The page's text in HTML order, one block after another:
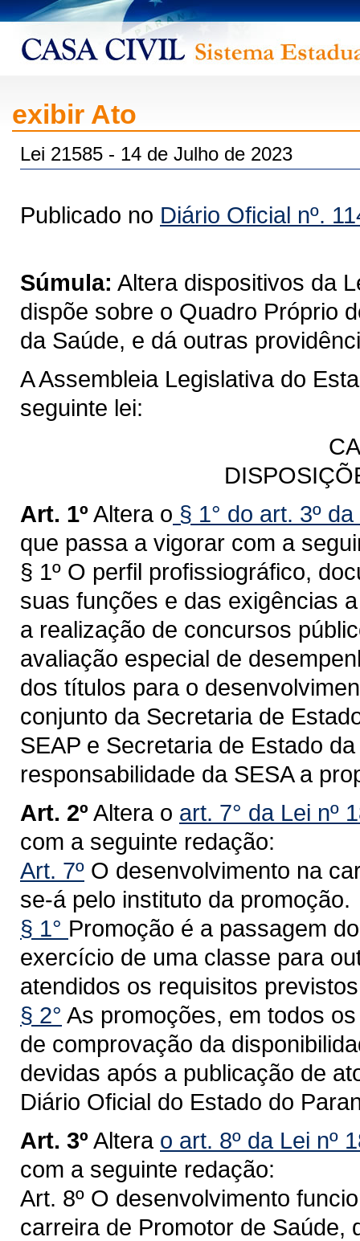
exibir Ato
Lei 21585 - 14 de Julho de 2023
Publicado no Diário Oficial nº.
Súmula: Altera dispositivos da
dispõe sobre o Quadro Próprio
da Saúde, e dá outras
A Assembleia Legislativa do
seguinte lei:
Art. 1º Altera o § 1° do art. 3º
que passa a vigorar com a
§ 1º O perfil profissiográfico,
suas funções e das exigências
a realização de concursos
avaliação especial de
dos títulos para o
conjunto da Secretaria de
SEAP e Secretaria de Estado
responsabilidade da SESA a
Art. 2º Altera o art. 7° da Lei nº
com a seguinte redação:
Art. 7º O desenvolvimento na
se-á pelo instituto da promoção.
§ 1° Promoção é a passagem
exercício de uma classe para
atendidos os requisitos
§ 2° As promoções, em todos
de comprovação da
devidas após a publicação de
Diário Oficial do Estado do
Art. 3º Altera o art. 8º da Lei nº
com a seguinte redação:
Art. 8º O desenvolvimento
carreira de Promotor de Saúde,